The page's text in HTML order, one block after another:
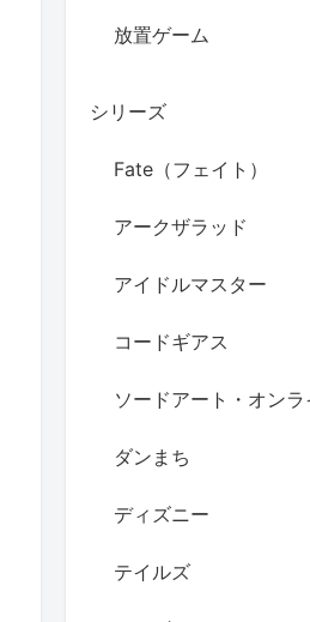
放置ゲーム
シリーズ
Fate（フェイト）
アークザラッド
アイドルマスター
コードギアス
ソードアート・オンラ
ダンまち
ディズニー
テイルズ